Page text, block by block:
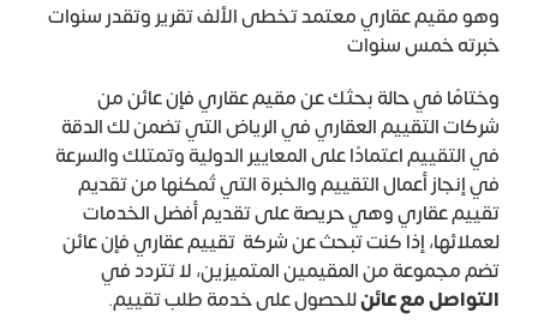
وهو مقيم عقاري معتمد تخطى الألف تقرير وتقدر سنوات
خبرته خمس سنوات
وختامًا في حالة بحثك عن مقيم عقاري فإن عائن من
شركات التقييم العقاري في الرياض التي تضمن لك الدقة
في التقييم اعتمادًا على المعايير الدولية وتمتلك والسرعة
في إنجاز أعمال التقييم والخبرة التي تُمكنها من تقديم
تقييم عقاري وهي حريصة على تقديم أفضل الخدمات
لعملائها، إذا كنت تبحث عن شركة تقييم عقاري فإن عائن
تضم مجموعة من المقيمين المتميزين، لا تتردد في
التواصل مع عائنللحصول على خدمة طلب تقييم.